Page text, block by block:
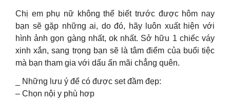
Chị em phụ nữ không thể biết trước được hôm nay
bạn sẽ gặp những ai, do đó, hãy luôn xuất hiện với
hình ảnh gọn gàng nhất, ok nhất. Sở hữu 1 chiếc váy
xinh xắn, sang trọng bạn sẽ là tâm điểm của buổi tiệc
mà bạn tham gia với dấu ấn mãi chẳng quên.
_ Những lưu ý để có được set đầm đẹp:
– Chọn nội y phù hơp